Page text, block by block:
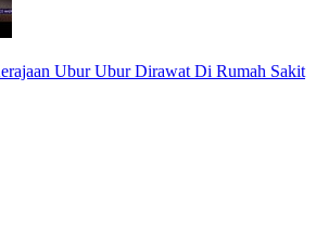
Ubur Ubur Dirawat Di Rumah Sakit